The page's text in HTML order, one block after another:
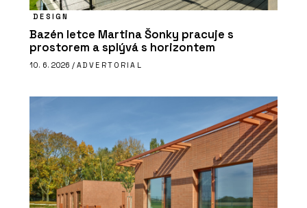
DESIGN
Bazén letce Martina Šonky pracuje s
prostorem a splývá s horizontem
10. 6. 2026 / ADVERTORIAL